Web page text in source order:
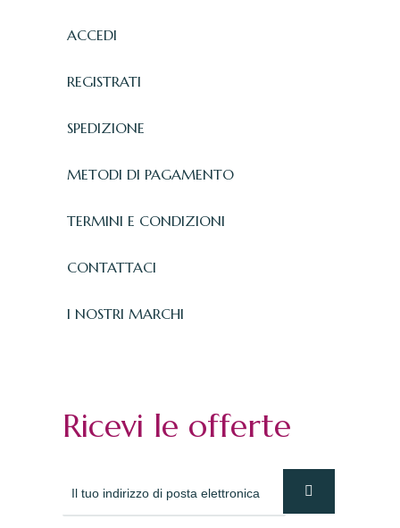
ACCEDI
REGISTRATI
SPEDIZIONE
METODI DI PAGAMENTO
TERMINI E CONDIZIONI
CONTATTACI
I NOSTRI MARCHI
Ricevi le offerte